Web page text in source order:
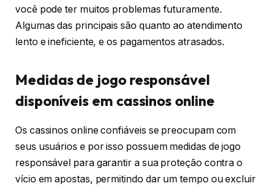
você pode ter muitos problemas futuramente.
Algumas das principais são quanto ao atendimento
lento e ineficiente, e os pagamentos atrasados.
Medidas de jogo responsável
disponíveis em cassinos online
Os cassinos online confiáveis se preocupam com
seus usuários e por isso possuem medidas de jogo
responsável para garantir a sua proteção contra o
vício em apostas, permitindo dar um tempo ou excluir